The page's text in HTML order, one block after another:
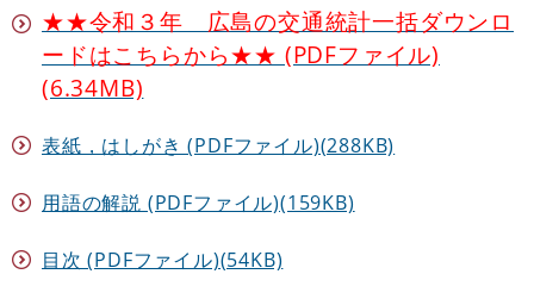
★★令和３年 広島の交通統計一括ダウンロ
ードはこちらから★★ (PDFファイル)
(6.34MB)
表紙，はしがき (PDFファイル)(288KB)
用語の解説 (PDFファイル)(159KB)
目次 (PDFファイル)(54KB)